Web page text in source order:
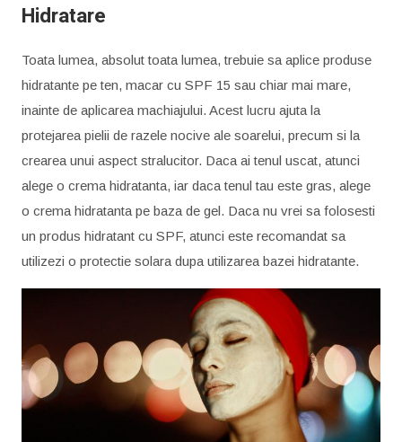
Hidratare
Toata lumea, absolut toata lumea, trebuie sa aplice produse
hidratante pe ten, macar cu SPF 15 sau chiar mai mare,
inainte de aplicarea machiajului. Acest lucru ajuta la
protejarea pielii de razele nocive ale soarelui, precum si la
crearea unui aspect stralucitor. Daca ai tenul uscat, atunci
alege o crema hidratanta, iar daca tenul tau este gras, alege
o crema hidratanta pe baza de gel. Daca nu vrei sa folosesti
un produs hidratant cu SPF, atunci este recomandat sa
utilizezi o protectie solara dupa utilizarea bazei hidratante.